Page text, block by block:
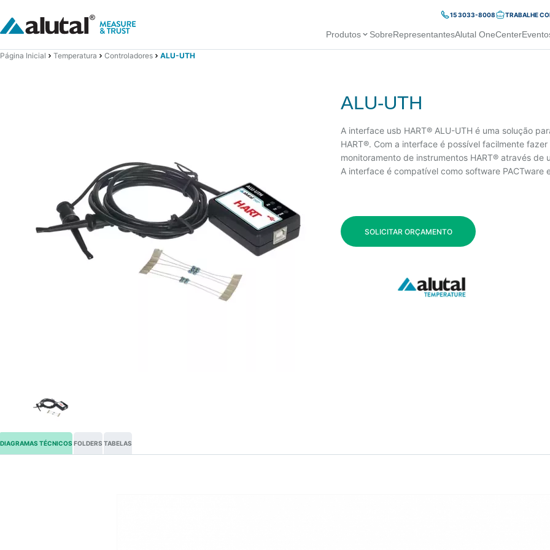
15 3033-8008 TRABALHE
Produtos SobreRepresentantesAlutal OneCenter
Página Inicial Temperatura Controladores ALU-UTH
ALU-UTH
A interface usb HART® ALU-UTH é uma solução
HART®. Com a interface é possível facilmente
monitoramento de instrumentos HART® através de
A interface é compatível como software PACTware
SOLICITAR ORÇAMENTO
DIAGRAMAS TÉCNICOS FOLDERS TABELAS